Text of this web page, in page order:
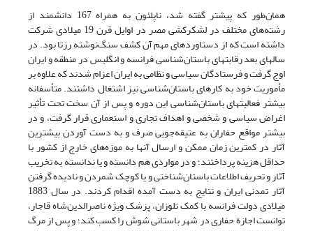
همان‌طور که پیشتر گفته شد، ناپلئون به همراه 167 دانشمند از
رشته‌های مختلف در لشکرکشی مصر در اوایل قرن 19 میلادی شرکت
داشته است که از دستاوردهای مهم آن کشف سنگ‌نوشته رزتا بود. در
سالهای بعد رقابتهای باستان‌شناسی فرانسه و انگلیس در منطقه و ایران
اوج گرفت و فرستادگان سیاسی و نظامی به ایران اعزام شدند که علاوه بر
مأموریت خود به کارهای باستان‌شناسی نیز اشتغال داشتند. متأسفانه
بیشتر فعالیتهای باستان‌شناسی این دوره و پس از آن سخت تحت تأثیر
اغراض سیاسی و شخصی و اهداف تجاری و استعماری قرار گرفت، و در
بیشتر مواقع حفاران به عتیقه‌جویی صرف و به دست‌ آوردن بیشترین
آثار در کمترین زمان ممکن و ارسال آنها به موزه‌های خارج از کشور با
حداقل هزینه پرداختند؛ و در مواردی هم دانسته و یا ندانسته به تخریب
آثار و تحریف اطلاعات باستان‌شناختی و یا کوچک شمردن و نادیده گرفتن
آثار تمدنی ایران و نتایج به دست آمده اقدام ‌کردند. در سال 1883
میلادی دولت فرانسه با کمک تلوزان، پزشک ویژه ناصرالدین‌شاه قاجار،
توانست اجازة حفاری در شهر باستانی شوش را کسب کند؛ و پس از مرگ